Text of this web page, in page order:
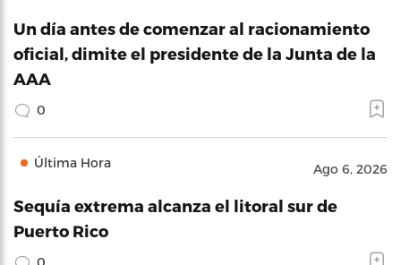
Un día antes de comenzar al racionamiento
oficial, dimite el presidente de la Junta de la
AAA
0
Última Hora Ago 6, 2026
Sequía extrema alcanza el litoral sur de
Puerto Rico